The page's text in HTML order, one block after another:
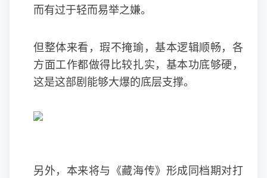
而有过于轻而易举之嫌。
但整体来看，瑕不掩瑜，基本逻辑顺畅，各
方面工作都做得比较扎实，基本功底够硬，
这是这部剧能够大爆的底层支撑。
另外，本来将与《藏海传》形成同档期对打